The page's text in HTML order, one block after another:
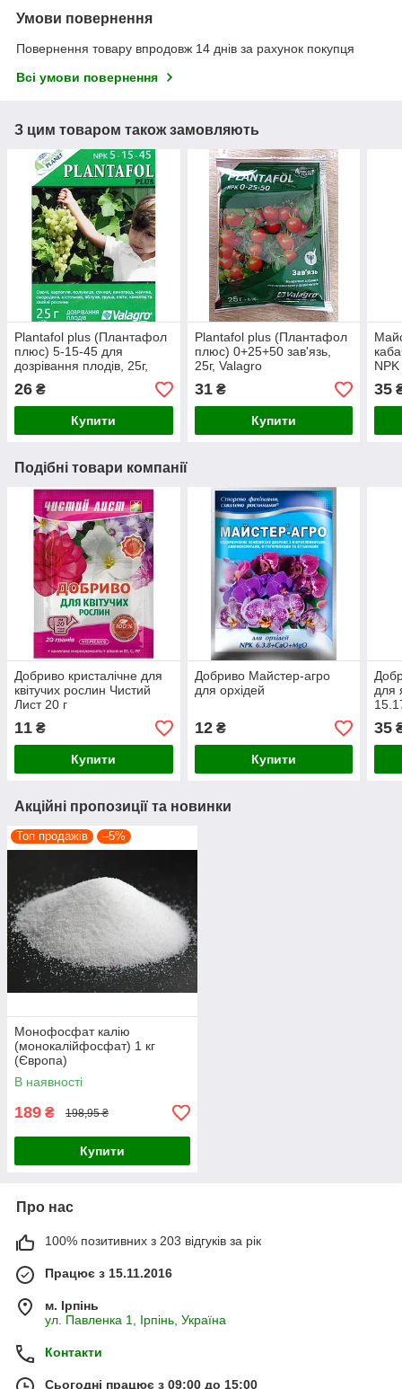
Умови повернення
Повернення товару впродовж 14 днів за рахунок покупця
Всі умови повернення
З цим товаром також замовляють
Plantafol plus (Плантафол
плюс) 5-15-45 для
дозрівання плодів, 25г,
Valagro
26 ₴
Купити
Plantafol plus (Плантафол
плюс) 0+25+50 зав'язь,
25г, Valagro
31₴
Купити
35
Подібні товари компанії
Добриво кристалічне для
квітучих рослин Чистий
Лист 20 г
11 ₴
Купити
Добриво Майстер-агро
для орхідей
12₴
Купити
для
35
Акційні пропозиції та новинки
Топ продажів –5%
Монофосфат калію
(монокалійфосфат) 1 кг
(Європа)
В наявності
189 ₴ 198,95 ₴
Купити
Про нас
100% позитивних з 203 відгуків за рік
Працює з 15.11.2016
м. Ірпінь
ул. Павленка 1, Ірпінь, Україна
Контакти
Сьогодні працює з 09:00 до 15:00